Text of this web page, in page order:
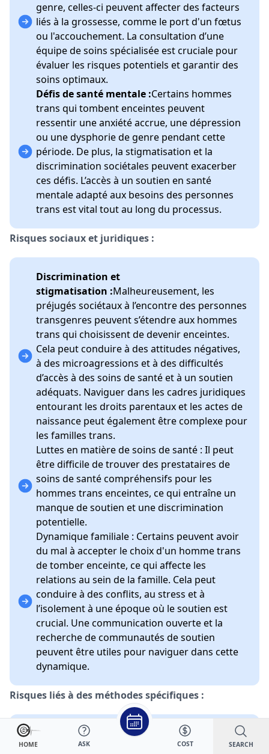
genre, celles-ci peuvent affecter des facteurs
liés à la grossesse, comme le port d'un fœtus
ou l'accouchement. La consultation d’une
équipe de soins spécialisée est cruciale pour
évaluer les risques potentiels et garantir des
soins optimaux.
Défis de santé mentale :Certains hommes
trans qui tombent enceintes peuvent
ressentir une anxiété accrue, une dépression
ou une dysphorie de genre pendant cette
période. De plus, la stigmatisation et la
discrimination sociétales peuvent exacerber
ces défis. L’accès à un soutien en santé
mentale adapté aux besoins des personnes
trans est vital tout au long du processus.
Risques sociaux et juridiques :
Discrimination et
stigmatisation :Malheureusement, les
préjugés sociétaux à l’encontre des personnes
transgenres peuvent s’étendre aux hommes
trans qui choisissent de devenir enceintes.
Cela peut conduire à des attitudes négatives,
à des microagressions et à des difficultés
d’accès à des soins de santé et à un soutien
adéquats. Naviguer dans les cadres juridiques
entourant les droits parentaux et les actes de
naissance peut également être complexe pour
les familles trans.
Luttes en matière de soins de santé : Il peut
être difficile de trouver des prestataires de
soins de santé compréhensifs pour les
hommes trans enceintes, ce qui entraîne un
manque de soutien et une discrimination
potentielle.
Dynamique familiale : Certains peuvent avoir
du mal à accepter le choix d'un homme trans
de tomber enceinte, ce qui affecte les
relations au sein de la famille. Cela peut
conduire à des conflits, au stress et à
l’isolement à une époque où le soutien est
crucial. Une communication ouverte et la
recherche de communautés de soutien
peuvent être utiles pour naviguer dans cette
dynamique.
Risques liés à des méthodes spécifiques :
Arrêt de l'hormonothérapie : si vous
interrompez le traitement par la testostérone
HOME ASK COST SEARCH